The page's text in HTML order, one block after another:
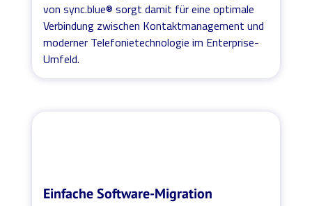
von sync.blue® sorgt damit für eine optimale
Verbindung zwischen Kontaktmanagement und
moderner Telefonietechnologie im Enterprise-
Umfeld.
Einfache Software-Migration